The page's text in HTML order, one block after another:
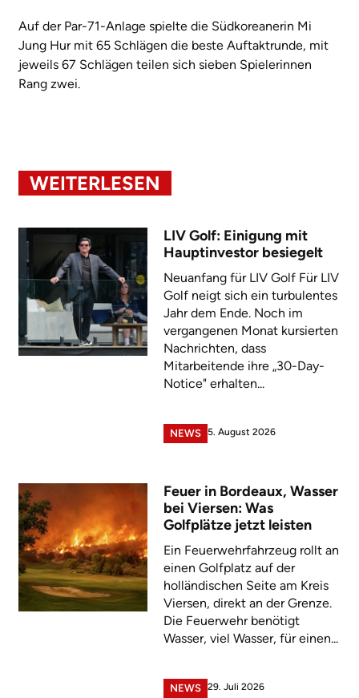
Auf der Par-71-Anlage spielte die Südkoreanerin Mi
Jung Hur mit 65 Schlägen die beste Auftaktrunde, mit
jeweils 67 Schlägen teilen sich sieben Spielerinnen
Rang zwei.
WEITERLESEN
LIV Golf: Einigung mit
Hauptinvestor besiegelt
Neuanfang für LIV Golf Für LIV
Golf neigt sich ein turbulentes
Jahr dem Ende. Noch im
vergangenen Monat kursierten
Nachrichten, dass
Mitarbeitende ihre „30-Day-
Notice" erhalten...
NEWS 5. August 2026
Feuer in Bordeaux, Wasser
bei Viersen: Was
Golfplätze jetzt leisten
Ein Feuerwehrfahrzeug rollt an
einen Golfplatz auf der
holländischen Seite am Kreis
Viersen, direkt an der Grenze.
Die Feuerwehr benötigt
Wasser, viel Wasser, für einen...
NEWS 29. Juli 2026